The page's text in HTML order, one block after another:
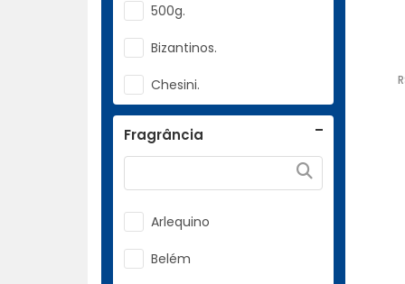
500g.
Bizantinos.
Chesini.
Glória.
João Paulo II.
Monte Verde.
Nas Cores Litúrgicas.
Olibano.
Fragrância
Arlequino
Belém